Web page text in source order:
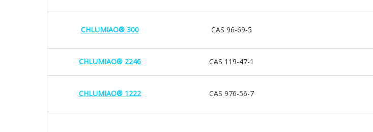
CHLUMIAO® 300 CAS 96-69-5
CHLUMIAO® 2246 CAS 119-47-1
CHLUMIAO® 1222 CAS 976-56-7